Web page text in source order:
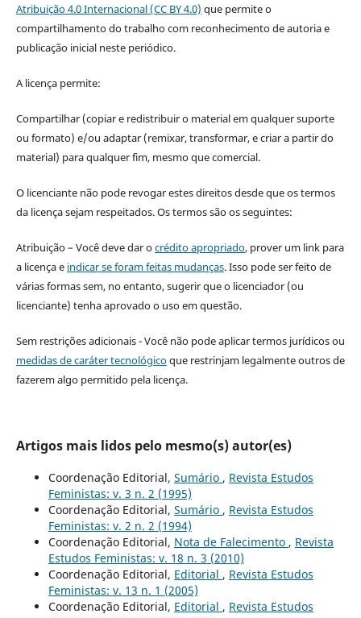
Atribuição 4.0 Internacional (CC BY 4.0) que permite o
compartilhamento do trabalho com reconhecimento de autoria e
publicação inicial neste periódico.
A licença permite:
Compartilhar (copiar e redistribuir o material em qualquer suporte
ou formato) e/ou adaptar (remixar, transformar, e criar a partir do
material) para qualquer fim, mesmo que comercial.
O licenciante não pode revogar estes direitos desde que os termos
da licença sejam respeitados. Os termos são os seguintes:
Atribuição – Você deve dar ocrédito apropriado, prover um link para
a licença e indicar se foram feitas mudanças. Isso pode ser feito de
várias formas sem, no entanto, sugerir que o licenciador (ou
licenciante) tenha aprovado o uso em questão.
Sem restrições adicionais - Você não pode aplicar termos jurídicos ou
medidas de caráter tecnológicoque restrinjam legalmente outros de
fazerem algo permitido pela licença.
Artigos mais lidos pelo mesmo(s) autor(es)
Coordenação Editorial, Sumário , Revista Estudos
Feministas: v. 3 n. 2 (1995)
Coordenação Editorial, Sumário , Revista Estudos
Feministas: v. 2 n. 2 (1994)
Coordenação Editorial, Nota de Falecimento , Revista
Estudos Feministas: v. 18 n. 3 (2010)
Coordenação Editorial, Editorial , Revista Estudos
Feministas: v. 13 n. 1 (2005)
Coordenação Editorial, Editorial , Revista Estudos